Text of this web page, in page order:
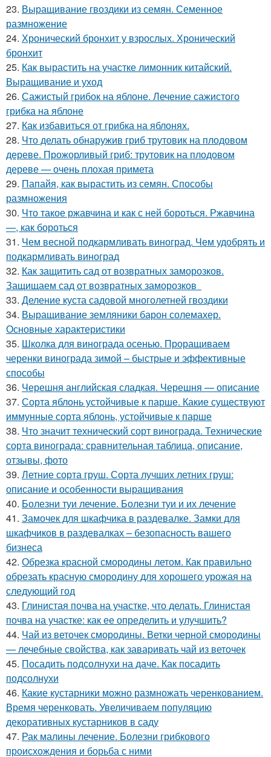
23. Выращивание гвоздики из семян. Семенное
размножение
24. Хронический бронхит у взрослых. Хронический
бронхит
25. Как вырастить на участке лимонник китайский.
Выращивание и уход
26. Сажистый грибок на яблоне. Лечение сажистого
грибка на яблоне
27. Как избавиться от грибка на яблонях.
28. Что делать обнаружив гриб трутовик на плодовом
дереве. Прожорливый гриб: трутовик на плодовом
дереве — очень плохая примета
29. Папайя, как вырастить из семян. Способы
размножения
30. Что такое ржавчина и как с ней бороться. Ржавчина
—, как бороться
31. Чем весной подкармливать виноград. Чем удобрять и
подкармливать виноград
32. Как защитить сад от возвратных заморозков.
Защищаем сад от возвратных заморозков
33. Деление куста садовой многолетней гвоздики
34. Выращивание земляники барон солемахер.
Основные характеристики
35. Школка для винограда осенью. Проращиваем
черенки винограда зимой – быстрые и эффективные
способы
36. Черешня английская сладкая. Черешня — описание
37. Сорта яблонь устойчивые к парше. Какие существуют
иммунные сорта яблонь, устойчивые к парше
38. Что значит технический сорт винограда. Технические
сорта винограда: сравнительная таблица, описание,
отзывы, фото
39. Летние сорта груш. Сорта лучших летних груш:
описание и особенности выращивания
40. Болезни туи лечение. Болезни туи и их лечение
41. Замочек для шкафчика в раздевалке. Замки для
шкафчиков в раздевалках – безопасность вашего
бизнеса
42. Обрезка красной смородины летом. Как правильно
обрезать красную смородину для хорошего урожая на
следующий год
43. Глинистая почва на участке, что делать. Глинистая
почва на участке: как ее определить и улучшить?
44. Чай из веточек смородины. Ветки черной смородины
— лечебные свойства, как заваривать чай из веточек
45. Посадить подсолнухи на даче. Как посадить
подсолнухи
46. Какие кустарники можно размножать черенкованием.
Время черенковать. Увеличиваем популяцию
декоративных кустарников в саду
47. Рак малины лечение. Болезни грибкового
происхождения и борьба с ними